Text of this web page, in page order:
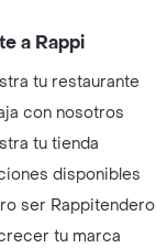
a Rappi
tu restaurante
con nosotros
tu tienda
disponibles
ser Rappitendero
tu marca